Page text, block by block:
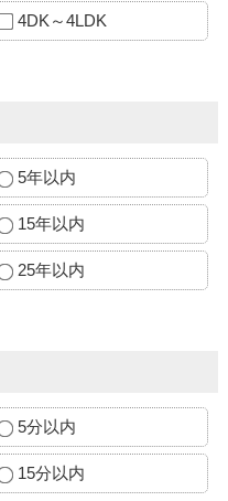
4DK～4LDK
5年以内
15年以内
25年以内
5分以内
15分以内